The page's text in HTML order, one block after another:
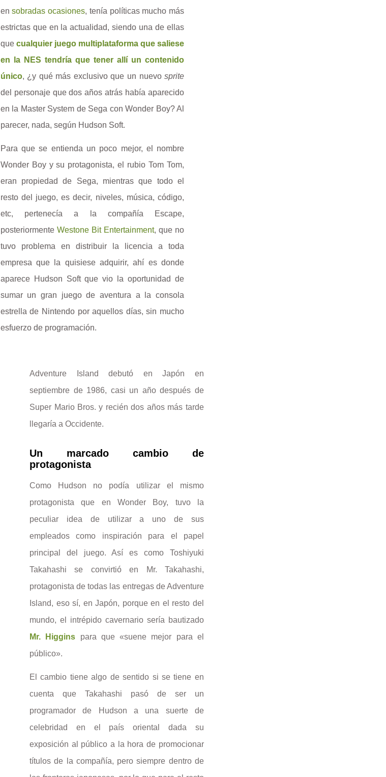
ensobradas ocasiones, tenía políticas mucho más
estrictas que en la actualidad, siendo una de ellas
que cualquier juego multiplataforma que saliese
en la NES tendría que tener allí un contenido
único, ¿y qué más exclusivo que un nuevosprite
del personaje que dos años atrás había aparecido
en la Master System de Sega con Wonder Boy? Al
parecer, nada, según Hudson Soft.
Para que se entienda un poco mejor, el nombre
Wonder Boy y su protagonista, el rubio Tom Tom,
eran propiedad de Sega, mientras que todo el
resto del juego, es decir, niveles, música, código,
etc, pertenecía a la compañía Escape,
posteriormente Westone Bit Entertainment, que no
tuvo problema en distribuir la licencia a toda
empresa que la quisiese adquirir, ahí es donde
aparece Hudson Soft que vio la oportunidad de
sumar un gran juego de aventura a la consola
estrella de Nintendo por aquellos días, sin mucho
esfuerzo de programación.
Adventure Island debutó en Japón en
septiembre de 1986, casi un año después de
Super Mario Bros. y recién dos años más tarde
llegaría a Occidente.
Un marcado cambio de
protagonista
Como Hudson no podía utilizar el mismo
protagonista que en Wonder Boy, tuvo la
peculiar idea de utilizar a uno de sus
empleados como inspiración para el papel
principal del juego. Así es como Toshiyuki
Takahashi se convirtió en Mr. Takahashi,
protagonista de todas las entregas de Adventure
Island, eso sí, en Japón, porque en el resto del
mundo, el intrépido cavernario sería bautizado
Mr. Higgins para que «suene mejor para el
público».
El cambio tiene algo de sentido si se tiene en
cuenta que Takahashi pasó de ser un
programador de Hudson a una suerte de
celebridad en el país oriental dada su
exposición al público a la hora de promocionar
títulos de la compañía, pero siempre dentro de